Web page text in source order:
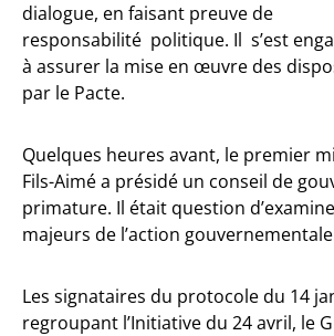
dialogue, en faisant preuve de
responsabilité politique. Il s’est
à assurer la mise en œuvre des
par le Pacte.
Quelques heures avant, le premier
Fils-Aimé a présidé un conseil de
primature. Il était question
majeurs de l’action
Les signataires du protocole du 14
regroupant l’Initiative du 24 avril, le